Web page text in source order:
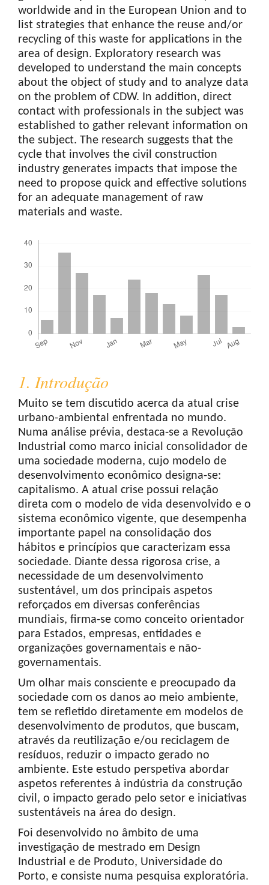
worldwide and in the European Union and to
list strategies that enhance the reuse and/or
recycling of this waste for applications in the
area of design. Exploratory research was
developed to understand the main concepts
about the object of study and to analyze data
on the problem of CDW. In addition, direct
contact with professionals in the subject was
established to gather relevant information on
the subject. The research suggests that the
cycle that involves the civil construction
industry generates impacts that impose the
need to propose quick and effective solutions
for an adequate management of raw
materials and waste.
1. Introdução
Muito se tem discutido acerca da atual crise
urbano-ambiental enfrentada no mundo.
Numa análise prévia, destaca-se a Revolução
Industrial como marco inicial consolidador de
uma sociedade moderna, cujo modelo de
desenvolvimento econômico designa-se:
capitalismo. A atual crise possui relação
direta com o modelo de vida desenvolvido e o
sistema econômico vigente, que desempenha
importante papel na consolidação dos
hábitos e princípios que caracterizam essa
sociedade. Diante dessa rigorosa crise, a
necessidade de um desenvolvimento
sustentável, um dos principais aspetos
reforçados em diversas conferências
mundiais, firma-se como conceito orientador
para Estados, empresas, entidades e
organizações governamentais e não-
governamentais.
Um olhar mais consciente e preocupado da
sociedade com os danos ao meio ambiente,
tem se refletido diretamente em modelos de
desenvolvimento de produtos, que buscam,
através da reutilização e/ou reciclagem de
resíduos, reduzir o impacto gerado no
ambiente. Este estudo perspetiva abordar
aspetos referentes à indústria da construção
civil, o impacto gerado pelo setor e iniciativas
sustentáveis na área do design.
Foi desenvolvido no âmbito de uma
investigação de mestrado em Design
Industrial e de Produto, Universidade do
Porto, e consiste numa pesquisa exploratória.